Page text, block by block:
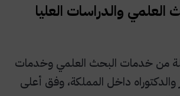
والدراسات العليا
من خدمات البحث العلمي وخدمات
داخل المملكة، وفق أعلى